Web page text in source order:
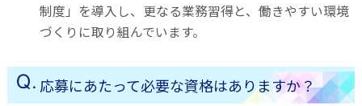
制度」を導入し、更なる業務習得と、働きやすい環境
づくりに取り組んでいます。
応募にあたって必要な資格はありますか？